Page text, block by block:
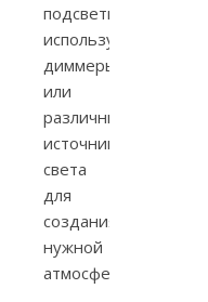
подсветку,
используя
диммеры
или
различные
источники
света
для
создания
нужной
атмосферы.